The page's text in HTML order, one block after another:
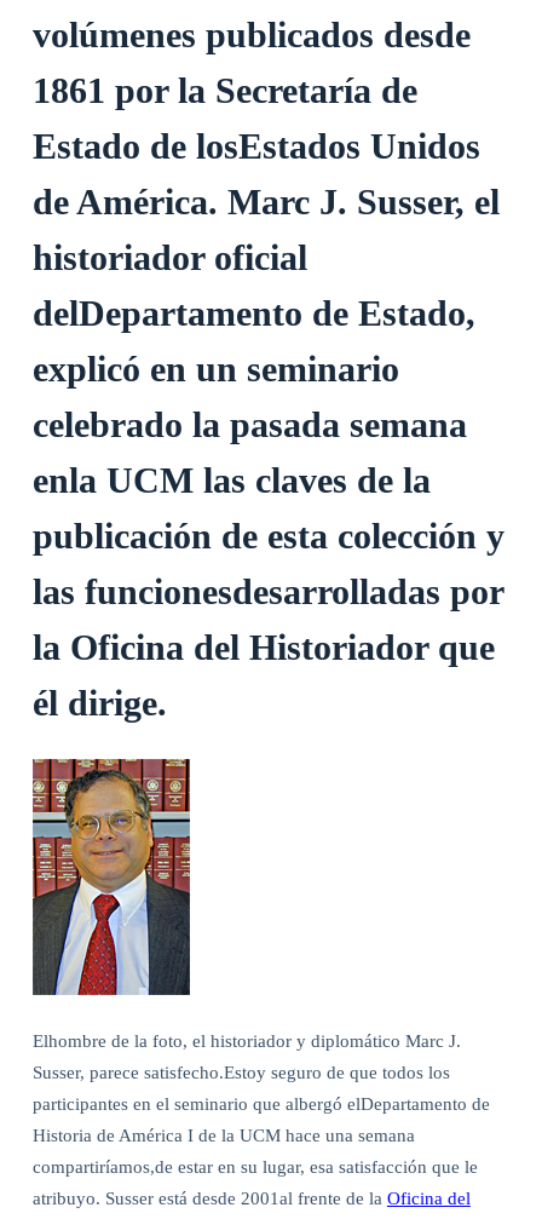
volúmenes publicados desde
1861 por la Secretaría de
Estado de losEstados Unidos
de América. Marc J. Susser, el
historiador oficial
delDepartamento de Estado,
explicó en un seminario
celebrado la pasada semana
enla UCM las claves de la
publicación de esta colección y
las funcionesdesarrolladas por
la Oficina del Historiador que
él dirige.
Elhombre de la foto, el historiador y diplomático Marc J.
Susser, parece satisfecho.Estoy seguro de que todos los
participantes en el seminario que albergó elDepartamento de
Historia de América I de la UCM hace una semana
compartiríamos,de estar en su lugar, esa satisfacción que le
atribuyo. Susser está desde 2001al frente de la Oficina del